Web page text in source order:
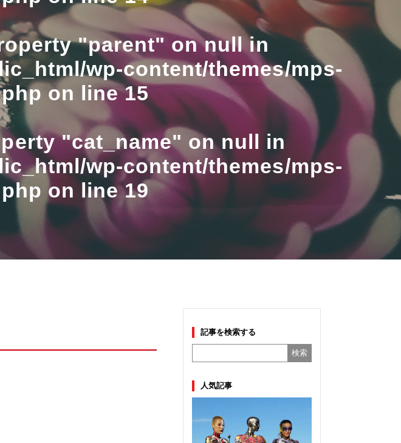
"parent" on null in
wp-content/themes/mps-
on line15
"cat_name" on null in
wp-content/themes/mps-
on line19
記事を検索する
人気記事